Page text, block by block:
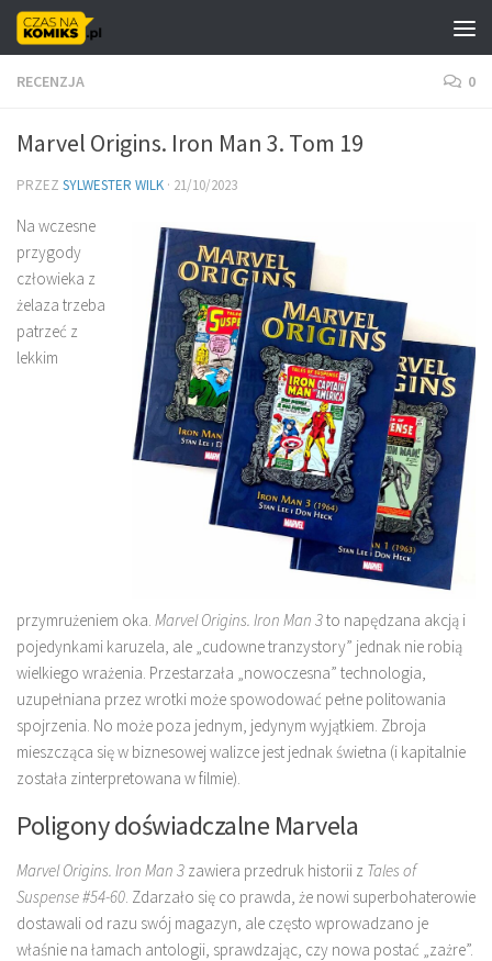
Skip to content
RECENZJA 0
Marvel Origins. Iron Man 3. Tom 19
PRZEZ SYLWESTER WILK · 21/10/2023
Na wczesne
przygody
człowieka z
żelaza trzeba
patrzeć z
lekkim
przymrużeniem oka. Marvel Origins. Iron Man 3to napędzana akcją i
pojedynkami karuzela, ale „cudowne tranzystory” jednak nie robią
wielkiego wrażenia. Przestarzała „nowoczesna” technologia,
uzupełniana przez wrotki może spowodować pełne politowania
spojrzenia. No może poza jednym, jedynym wyjątkiem. Zbroja
mieszcząca się w biznesowej walizce jest jednak świetna (i kapitalnie
została zinterpretowana w filmie).
Poligony doświadczalne Marvela
Marvel Origins. Iron Man 3 zawiera przedruk historii z Tales of
Suspense #54-60. Zdarzało się co prawda, że nowi superbohaterowie
dostawali od razu swój magazyn, ale często wprowadzano je
właśnie na łamach antologii, sprawdzając, czy nowa postać „zażre”.